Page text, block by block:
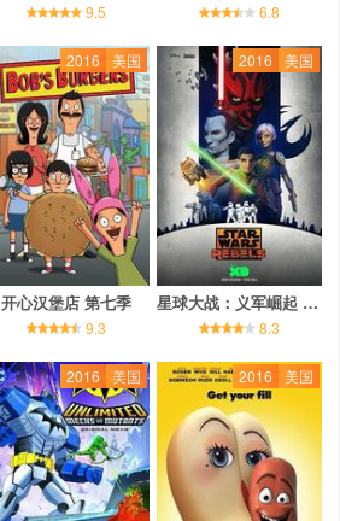
9.5 6.8
2016 美国
开心汉堡店 第七季
9.3
2016 美国
星球大战：义军崛起 第三季
8.3
2016 美国 2016 美国